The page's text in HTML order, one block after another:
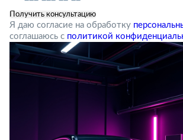
Я даю согласие на обработку
соглашаюсь с политикой